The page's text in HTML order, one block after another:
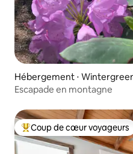
Hébergement ⋅
Escapade en montagne
Coups de cœur voyageurs
Coup de cœur voyageurs